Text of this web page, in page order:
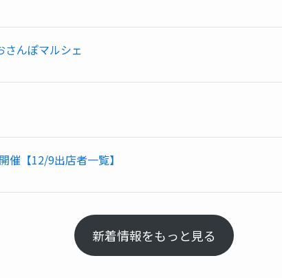
んぽマルシェ
催【12/9出店者一覧】
新着情報をもっと見る